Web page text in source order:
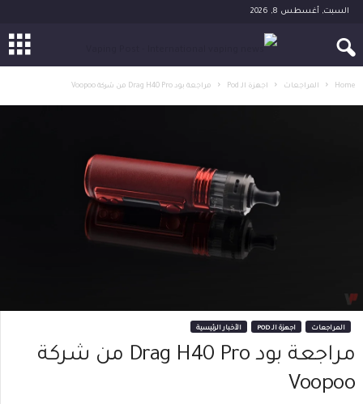
السبت, أغسطس 8, 2026
Home المراجعات اجهزة الـ Pod مراجعة بود Drag H40 Pro من شركة Voopoo
المراجعات اجهزة الـ POD الأخبار الرئيسية
مراجعة بود Drag H40 Pro من شركة
Voopoo